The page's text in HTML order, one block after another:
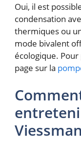
Oui, il est
condensation
thermiques ou
mode bivalent
écologique.
page sur la